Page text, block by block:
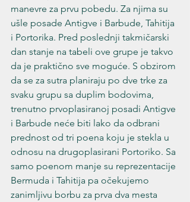
manevre za prvu pobedu. Za njima su
ušle posade Antigve i Barbude, Tahitija
i Portorika. Pred poslednji takmičarski
dan stanje na tabeli ove grupe je takvo
da je praktično sve moguće. S obzirom
da se za sutra planiraju po dve trke za
svaku grupu sa duplim bodovima,
trenutno prvoplasiranoj posadi Antigve
i Barbude neće biti lako da odbrani
prednost od tri poena koju je stekla u
odnosu na drugoplasirani Portoriko. Sa
samo poenom manje su reprezentacije
Bermuda i Tahitija pa očekujemo
zanimljivu borbu za prva dva mesta